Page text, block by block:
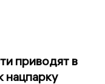
приводят в
нацпарку